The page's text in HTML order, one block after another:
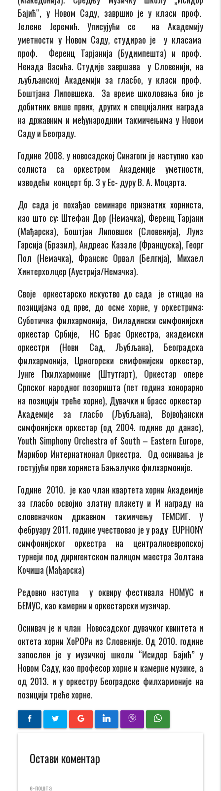
Бајић“, у Новом Саду, завршио је у класи проф.
Јелене Јеремић. Уписујући се на Академију
уметности у Новом Саду, студирао је у класама
проф. Ференц Тарјанија (Будимпешта) и проф.
Ненада Васића. Студије завршава у Словенији, на
љубљанској Академији за гласбо, у класи проф.
Боштјана Липовшека. За време школовања био је
добитник више првих, других и специјалних награда
на државним и међународним такмичењима у Новом
Саду и Београду.
Године 2008. у новосадској Синагоги је наступио као
солиста са оркестром Академије уметности,
изводећи концерт бр. 3 у Ес- дуру В. А. Моцарта.
До сада је похађао семинаре признатих хорниста,
као што су: Штефан Дор (Немачка), Ференц Тарјани
(Мађарска), Боштјан Липовшек (Словенија), Луиз
Гарсија (Бразил), Андреас Казале (Француска), Георг
Пол (Немачка), Франсис Орвал (Белгија), Михаел
Хинтерхолцер (Аустрија/Немачка).
Своје оркестарско искуство до сада је стицао на
позицијама од прве, до осме хорне, у оркестрима:
Суботичка филхармонија, Омладински симфонијски
оркестар Србије, НС Брас Оркестра, академски
оркестри (Нови Сад, Љубљана), Београдска
филхармонија, Црногорски симфонијски оркестар,
Јунге Пхилхармоние (Штутгарт), Оркестар опере
Српског народног позоришта (пет година хонорарно
на позицији треће хорне), Дувачки и брасс оркестар
Академије за гласбо (Љубљана), Војвођански
симфонијски оркестар (од 2004. године до данас),
Youth Simphony Orchestrа of South – Eаstern Europe,
Марибор Интернатионал Оркестра. Од оснивања је
гостујући први хорниста Бањалучке филхармоније.
Године 2010. је као члан квартета хорни Академије
за гласбо освојио златну плакету и И награду на
словеначком државном такмичењу ТЕМСИГ. У
фебруару 2011. године учествовао је у раду EUPHONY
симфонијског оркестра на централноевропској
турнеји под диригентском палицом маестра Золтана
Кочиша (Мађарска)
Редовно наступа у оквиру фестивала НОМУС и
БЕМУС, као камерни и оркестарски музичар.
Оснивач је и члан Новосадског дувачког квинтета и
октета хорни ХоРОРн из Словеније. Од 2010. године
запослен је у музичкој школи “Исидор Бајић” у
Новом Саду, као професор хорне и камерне музике, а
од 2013. и у оркестру Београдске филхармоније на
позицији треће хорне.
Остави коментар
е-пошта